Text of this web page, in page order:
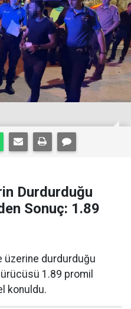
Durdurduğu
Sonuç: 1.89
üzerine durdurduğu
1.89 promil
konuldu.